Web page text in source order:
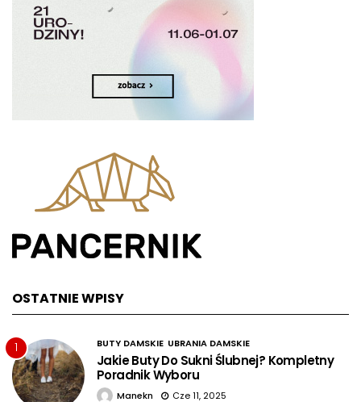
OSTATNIE WPISY
1 BUTY DAMSKIE UBRANIA DAMSKIE
Jakie Buty Do Sukni Ślubnej? Kompletny
Poradnik Wyboru
Manekn Cze 11, 2025